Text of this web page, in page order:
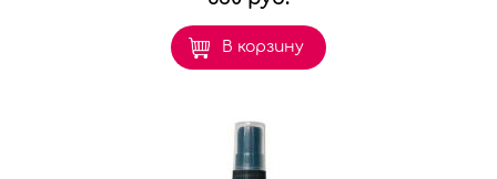
В корзину